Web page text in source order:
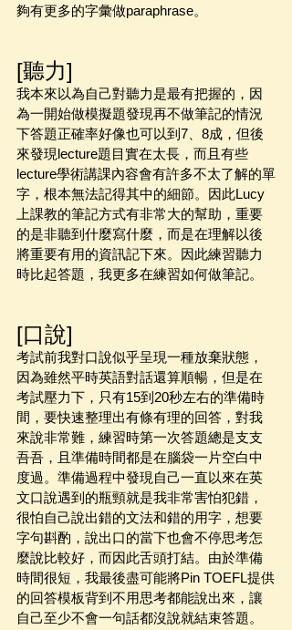
夠有更多的字彙做paraphrase。
[聽力]
我本來以為自己對聽力是最有把握的，因
為一開始做模擬題發現再不做筆記的情況
下答題正確率好像也可以到7、8成，但後
來發現lecture題目實在太長，而且有些
lecture學術講課內容會有許多不太了解的單
字，根本無法記得其中的細節。因此Lucy
上課教的筆記方式有非常大的幫助，重要
的是非聽到什麼寫什麼，而是在理解以後
將重要有用的資訊記下來。因此練習聽力
時比起答題，我更多在練習如何做筆記。
[口說]
考試前我對口說似乎呈現一種放棄狀態，
因為雖然平時英語對話還算順暢，但是在
考試壓力下，只有15到20秒左右的準備時
間，要快速整理出有條有理的回答，對我
來說非常難，練習時第一次答題總是支支
吾吾，且準備時間都是在腦袋一片空白中
度過。準備過程中發現自己一直以來在英
文口說遇到的瓶頸就是我非常害怕犯錯，
很怕自己說出錯的文法和錯的用字，想要
字句斟酌，說出口的當下也會不停思考怎
麼說比較好，而因此舌頭打結。由於準備
時間很短，我最後盡可能將Pin TOEFL提供
的回答模板背到不用思考都能說出來，讓
自己至少不會一句話都沒說就結束答題。